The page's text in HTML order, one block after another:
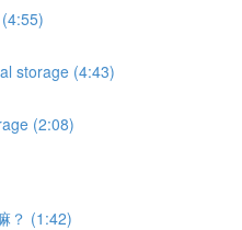
storage (4:43)
(2:08)
？ (1:42)